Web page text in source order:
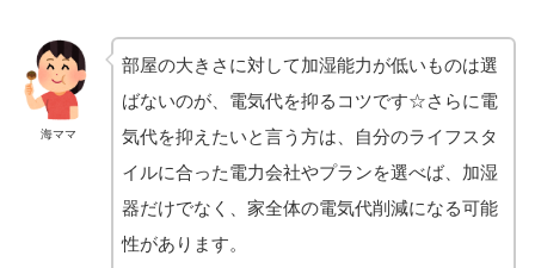
海ママ
部屋の大きさに対して加湿能力が低いものは選
ばないのが、電気代を抑るコツです☆さらに電
気代を抑えたいと言う方は、自分のライフスタ
イルに合った電力会社やプランを選べば、加湿
器だけでなく、家全体の電気代削減になる可能
性があります。